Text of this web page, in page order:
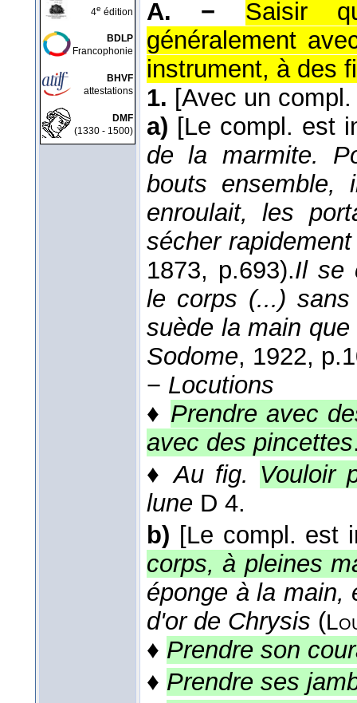
4e édition
BDLP
Francophonie
BHVF
attestations
DMF
(1330 - 1500)
A. −
Saisir
généralement
instrument, à des
1. [Avec un
a) [Le compl. est
de la marmite.
bouts
enroulait, les
sécher
1873, p.693).Il se
le corps (...)
suède la main
Sodome, 1922,
− Locutions
♦ Prendre avec
avec des pincettes
♦Au fig. Vouloir
lune D 4.
b) [Le compl. est
corps, à pleines
éponge à la main,
d'or de Chrysis (
♦ Prendre son
♦ Prendre ses